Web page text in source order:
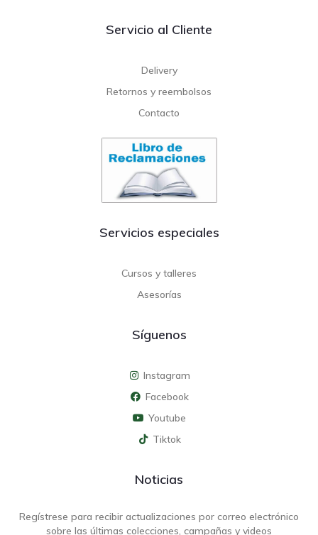
Servicio al Cliente
Delivery
Retornos y reembolsos
Contacto
Servicios especiales
Cursos y talleres
Asesorías
Síguenos
Instagram
Facebook
Youtube
Tiktok
Noticias
Regístrese para recibir actualizaciones por correo electrónico
sobre las últimas colecciones, campañas y videos